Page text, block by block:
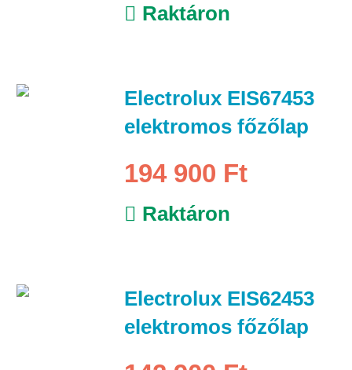
Raktáron
Electrolux EIS67453
elektromos főzőlap
194 900 Ft
Raktáron
Electrolux EIS62453
elektromos főzőlap